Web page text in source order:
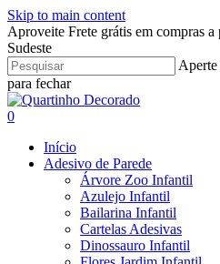
Skip to main content
Aproveite Frete grátis em compras
Sudeste
Aperte
para fechar
Close
Search
search
account
0
Início
Adesivo de Parede
Árvore Zoo Infantil
Azulejo Infantil
Bailarina Infantil
Cartelas Adesivas
Dinossauro Infantil